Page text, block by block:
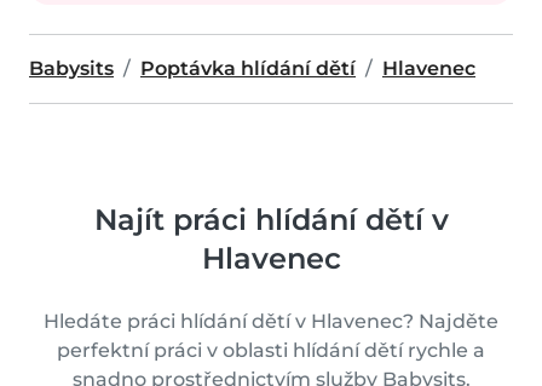
Babysits Poptávka hlídání dětí Hlavenec
Najít práci hlídání dětí v
Hlavenec
Hledáte práci hlídání dětí v Hlavenec? Najděte
perfektní práci v oblasti hlídání dětí rychle a
snadno prostřednictvím služby Babysits.